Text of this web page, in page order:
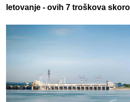
letovanje - ovih 7 troškova